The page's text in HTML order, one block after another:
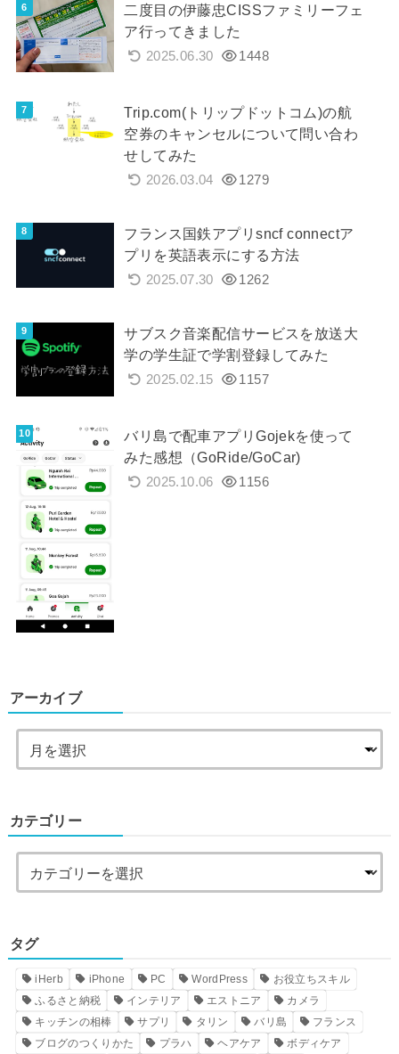
二度目の伊藤忠CISSファミリーフェ
ア行ってきました
2025.06.30 1448
Trip.com(トリップドットコム)の航
空券のキャンセルについて問い合わ
せしてみた
2026.03.04 1279
フランス国鉄アプリsncf connectア
プリを英語表示にする方法
2025.07.30 1262
サブスク音楽配信サービスを放送大
学の学生証で学割登録してみた
2025.02.15 1157
バリ島で配車アプリGojekを使って
みた感想（GoRide/GoCar)
2025.10.06 1156
アーカイブ
カテゴリー
タグ
iHerb iPhone PC WordPress
お役立ちスキル
ふるさと納税
インテリア エストニア
カメラ
キッチンの相棒
サプリ タリン バリ島
フランス
ブログのつくりかた
プラハ ヘアケア ボディケア